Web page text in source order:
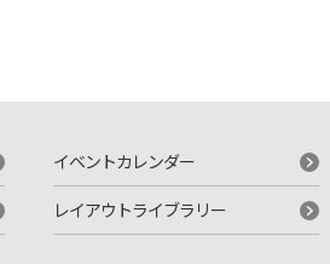
イベントカレンダー
レイアウトライブラリー